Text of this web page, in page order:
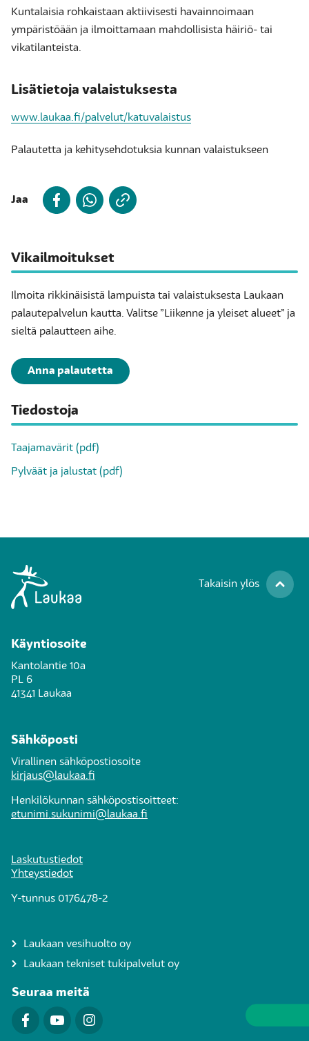
Kuntalaisia rohkaistaan aktiivisesti havainnoimaan
ympäristöään ja ilmoittamaan mahdollisista häiriö- tai
vikatilanteista.
​​Lisätietoja valaistuksesta
www.laukaa.fi/palvelut/katuvalaistus
​Palautetta ja kehitysehdotuksia kunnan valaistukseen
Jaa
Vikailmoitukset
Ilmoita rikkinäisistä lampuista tai valaistuksesta Laukaan
palautepalvelun kautta. Valitse ”Liikenne ja yleiset alueet” ja
sieltä palautteen aihe.
Anna palautetta
Tiedostoja
Taajamavärit (pdf)
Pylväät ja jalustat (pdf)
Takaisin ylös
Käyntiosoite
Kantolantie 10a
PL 6
41341 Laukaa
Sähköposti
Virallinen sähköpostiosoite
kirjaus@laukaa.fi
Henkilökunnan sähköpostisoitteet:
etunimi.sukunimi@laukaa.fi
Laskutustiedot
Yhteystiedot
Y-tunnus 0176478-2
Laukaan vesihuolto oy
Laukaan tekniset tukipalvelut oy
Seuraa meitä